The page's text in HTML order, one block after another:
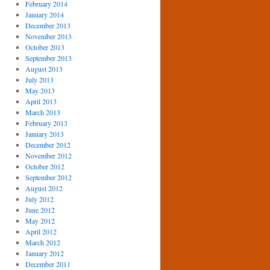
February 2014
January 2014
December 2013
November 2013
October 2013
September 2013
August 2013
July 2013
May 2013
April 2013
March 2013
February 2013
January 2013
December 2012
November 2012
October 2012
September 2012
August 2012
July 2012
June 2012
May 2012
April 2012
March 2012
January 2012
December 2011